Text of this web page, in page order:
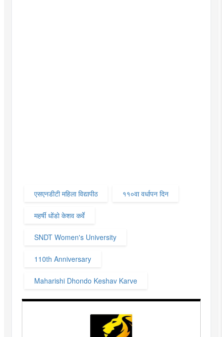
एसएनडीटी महिला विद्यापीठ ११०वा वर्धापन दिन
महर्षी धोंडो केशव कर्वे
SNDT Women's University
110th Anniversary
Maharishi Dhondo Keshav Karve